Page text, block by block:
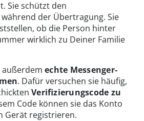
Sie schützt den
der Übertragung. Sie
ob die Person hinter
wirklich zu Deiner Familie
echte Messenger-
. Dafür versuchen sie häufig,
Verifizierungscode zu
Code können sie das Konto
Gerät registrieren.